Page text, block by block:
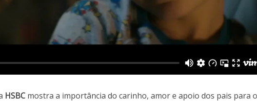
HSBC mostra a importância do carinho, amor e apoio dos pais para